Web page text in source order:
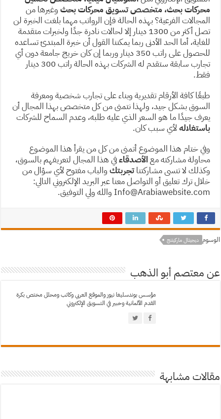
محركات بحث، متخصص تسويق محركات بحث وغيرها من
المجالات الفرعية؟ بهذه الحالة فإن الرواتب مهما بلغت الخبرة لن
تصل أكثر من 1300 دينار إلا لحالات نادرة جدًا ولخبرات متقدمة
للغاية، أما الحد الأدنى ربما يمكننا القول أن خبرة المبتدئ تساعده
للحصول على راتب 350 دينار وربما إن كان خريج جامعة دون أي
تجارب سابقة ستقدم له الشركات بهذه الحالة راتب 300 دينار
فقط.
طبعًا كافة الأرقام تقديرية وبناء على تجارب شخصية ومعرفة
السوق بشكل جيد، ولهذا نتمنى من كل متخصص بهذا المجال أن
يعرف جيدًا ما هو السعر الذي عليه طلبه، وعدم السماح للشركات
باستغلاله لأي سبب كان.
وفي ختام هذا الموضوع أتمنى من كل من يقرأ هذا الموضوع
محاولة مشاركته مع الأصدقاءفي هذا المجال لتعريفهم بالسوق،
وكذلك لا تنسى مشاركتناتجربتك والباب مفتوح لأي سؤال من
خلال ترك تعليق أو التواصل معنا عبر البريد الإلكتروني التالي:
Info@Arabiawebsite.com والله ولي التوفيق.
الوسوم ديجيتال ماركيتنج
عن معتصم أبو الذهب
مؤسس بوندسليغا نيوز والموقع العربي وكاتب ومحلل مختص بكرة
القدم الألمانية وخبير في التسويق الإلكتروني
مقالات مشابهة